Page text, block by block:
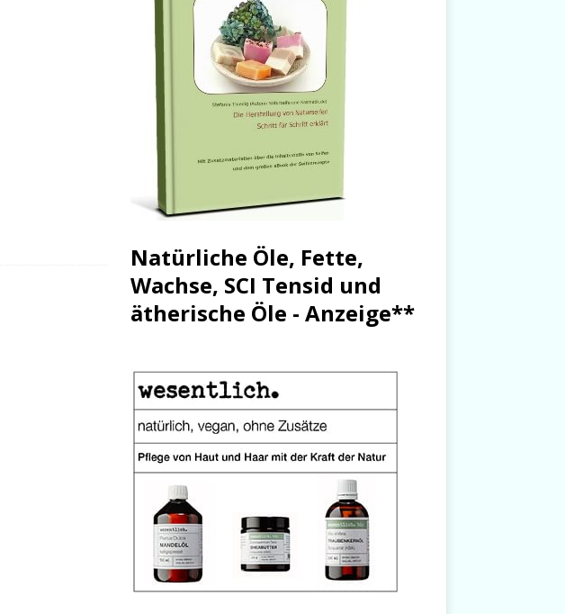
Natürliche Öle, Fette,
Wachse, SCI Tensid und
ätherische Öle - Anzeige**